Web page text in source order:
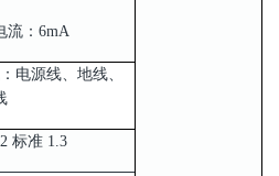
流：6mA
电源线、地线、
标准 1.3